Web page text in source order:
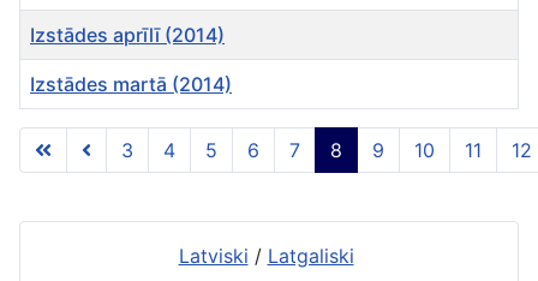
Rakstu tabula
Izstādes aprīlī (2014)
Izstādes martā (2014)
8 lapa no 15
3 4 5 6 7 8 9 10 11 12
Latviski / Latgaliski